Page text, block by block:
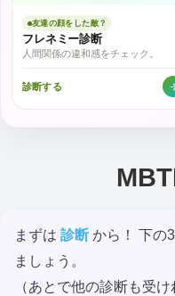
友達の顔をした敵？
フレネミー診断
人間関係の違和感をチェック。
診断する
まずは 診断 から！ 下の
ましょう。
（あとで他の診断も受け